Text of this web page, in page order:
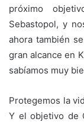
próximo
Sebastopol, y
ahora también
gran alcance en
sabíamos muy
Protegemos la
Y el objetivo de